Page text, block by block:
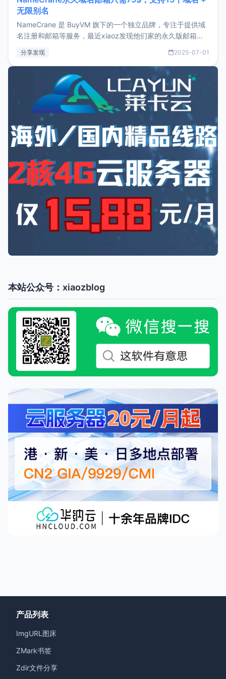
无限别名
NameCrane 是 BuyVM 旗下的一个独立品牌，专注于提供域
名注册和邮箱等服务，最近xiaoz发现他们家的永久版邮箱服
又实惠的域名邮箱，不妨尝试一下 NameCrane。注册
NameCraneNameCrane不支持直接注册，必须要购买
分享发现 2025-07-01
本站公众号：xiaozblog
产品列表
ImgURL图床
ZMark书签
Zdir文件分享